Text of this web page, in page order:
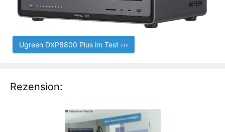
Ugreen DXP8800 Plus im Test ›››
Rezension: